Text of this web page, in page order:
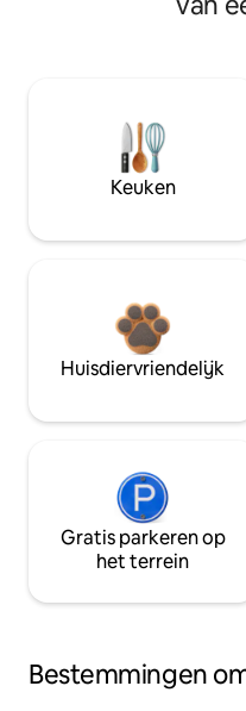
Keuken
Huisdiervriendelijk
Gratis parkeren op
het terrein
Bestemmingen